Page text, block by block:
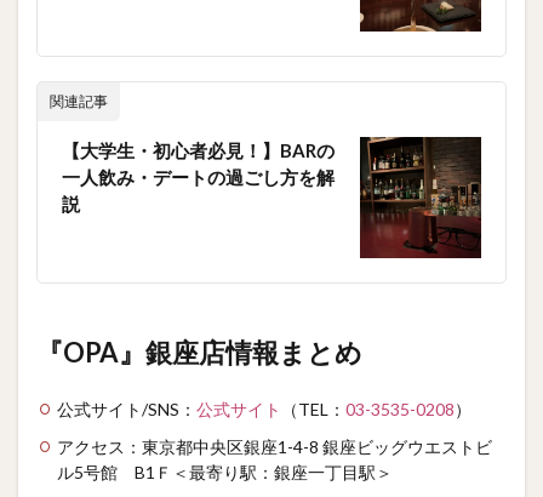
関連記事
【大学生・初心者必見！】BARの
一人飲み・デートの過ごし方を解
説
『OPA』銀座店情報まとめ
公式サイト/SNS： 公式サイト （TEL： 03-3535-0208）
アクセス：東京都中央区銀座1-4-8 銀座ビッグウエストビ
ル5号館 B1Ｆ＜最寄り駅：銀座一丁目駅＞